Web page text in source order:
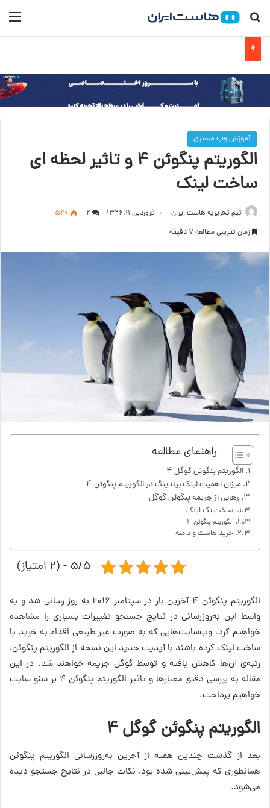
جستجو برای
آموزش وب مستری
الگوریتم پنگوئن ۴ و تاثیر لحظه ای
ساخت لینک
تیم تحریریه هاست ایران فروردین ۱۱, ۱۳۹۶ ۲
520
زمان تقریبی مطالعه 7 دقیقه
راهنمای مطالعه
الگوریتم پنگوئن گوگل ۴
میزان اهمیت لینک بیلدینگ در الگوریتم پنگوئن ۴
رهایی از جریمه پنگوئن گوگل
ساخت بک لینک
الگوریتم پنگوئن ۴
خرید هاست و دامنه
۵/۵ - (۲ امتیاز)
الگوریتم پنگوئن ۴ آخرین بار در سپتامبر ۲۰۱۶ به روز رسانی شد و به
واسط این به‌روزرسانی در نتایج جستجو تغییرات بسیاری را مشاهده
خواهیم کرد. وب‌سایت‌هایی که به صورت غیر طبیعی اقدام به خرید یا
ساخت لینک کرده باشند با آپدیت جدید این نسخه از الگوریتم پنگوئن،
رتبه‌ی آن‌ها کاهش یافته و توسط گوگل جریمه خواهند شد. در این
مقاله به بررسی دقیق معیار‌ها و تاثیر الگوریتم پنگوئن ۴ بر سئو سایت
خواهیم پرداخت.
الگوریتم پنگوئن گوگل ۴
بعد از گذشت چندین هفته از آخرین به‌روز‌رسانی الگوریتم پنگوئن
همانطوری که پیش‌بینی شده بود، نکات جالبی در نتایج جستجو دیده
می‌شود.